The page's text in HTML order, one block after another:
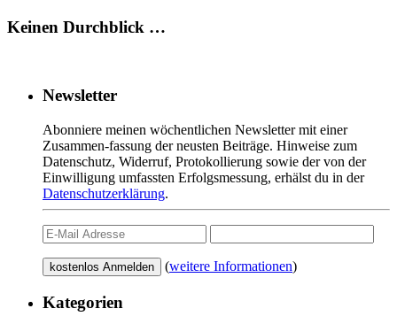
Keinen Durchblick …
Newsletter
Abonniere meinen wöchentlichen Newsletter mit einer
Zusammen-fassung der neusten Beiträge. Hinweise zum
Datenschutz, Widerruf, Protokollierung sowie der von der
Einwilligung umfassten Erfolgsmessung, erhälst du in der
Datenschutzerklärung.
(weitere Informationen)
Kategorien